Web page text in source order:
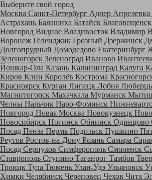
Выберите свой город
Москва Санкт-Петербург Адлер Апрелевка
Астрахань Балашиха Батайск Благовещенск
Новгород Видное Владивосток Владимир
Воронеж Геленджик Грозный Дзержинск
Долгопрудный Домодедово Екатеринбург
Зеленогорск Зеленоград Иваново
Йошкар-Ола Казань Калининград Калуга
Киров Клин Королёв Кострома
Красноярск Курган Липецк Лобня
Магнитогорск Махачкала Мурманск
Челны Нальчик Наро-Фоминск
Новгород Новая Москва Новокузнецк
Новосибирск Ногинск Обнинск Одинцово
Посад Пенза Пермь Подольск Пушкино
Реутов Ростов-на-Дону Рязань Самара
Посад Серпухов Симферополь Смоленск
Ставрополь Ступино Таганрог Тамбов
Троицк Тула Тюмень Улан-Удэ Ульяновск
Химки Челябинск Череповец Чехов Чита